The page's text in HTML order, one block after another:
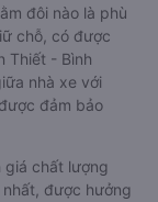
đôi nào là phù
chỗ, có được
Thiết - Bình
nhà xe với
đảm bảo
giá chất lượng
được hưởng